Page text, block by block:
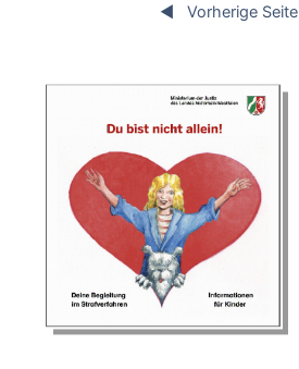
Vorherige Seite